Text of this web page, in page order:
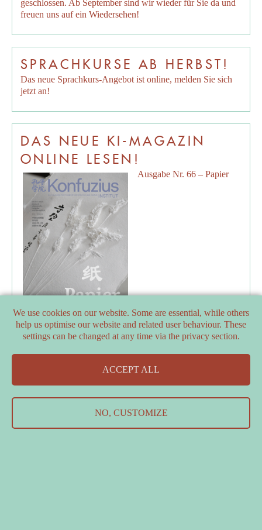
geschlossen. Ab September sind wir wieder für Sie da und
freuen uns auf ein Wiedersehen!
SPRACHKURSE AB HERBST!
Das neue Sprachkurs-Angebot ist online, melden Sie sich
jetzt an!
DAS NEUE KI-MAGAZIN
ONLINE LESEN!
Ausgabe Nr. 66 – Papier
We use cookies on our website. Some are essential, while others
help us optimise our website and related user behaviour. These
settings can be changed at any time via the privacy section.
ACCEPT ALL
NO, CUSTOMIZE